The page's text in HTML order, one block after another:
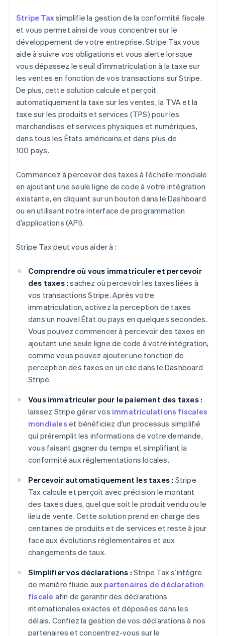
Stripe Taxsimplifie la gestion de la conformité fiscale
et vous permet ainsi de vous concentrer sur le
développement de votre entreprise. Stripe Tax vous
aide à suivre vos obligations et vous alerte lorsque
vous dépassez le seuil d’immatriculation à la taxe sur
les ventes en fonction de vos transactions sur Stripe.
De plus, cette solution calcule et perçoit
automatiquement la taxe sur les ventes, la TVA et la
taxe sur les produits et services (TPS) pour les
marchandises et services physiques et numériques,
dans tous les États américains et dans plus de
100 pays.
Commencez à percevoir des taxes à l’échelle mondiale
en ajoutant une seule ligne de code à votre intégration
existante, en cliquant sur un bouton dans le Dashboard
ou en utilisant notre interface de programmation
d’applications (API).
Stripe Tax peut vous aider à :
Comprendre où vous immatriculer et percevoir
des taxes : sachez où percevoir les taxes liées à
vos transactions Stripe. Après votre
immatriculation, activez la perception de taxes
dans un nouvel État ou pays en quelques secondes.
Vous pouvez commencer à percevoir des taxes en
ajoutant une seule ligne de code à votre intégration,
comme vous pouvez ajouter une fonction de
perception des taxes en un clic dans le Dashboard
Stripe.
Vous immatriculer pour le paiement des taxes :
laissez Stripe gérer vos immatriculations fiscales
mondiales et bénéficiez d’un processus simplifié
qui préremplit les informations de votre demande,
vous faisant gagner du temps et simplifiant la
conformité aux réglementations locales.
Percevoir automatiquement les taxes : Stripe
Tax calcule et perçoit avec précision le montant
des taxes dues, quel que soit le produit vendu ou le
lieu de vente. Cette solution prend en charge des
centaines de produits et de services et reste à jour
face aux évolutions réglementaires et aux
changements de taux.
Simplifier vos déclarations : Stripe Tax s’intègre
de manière fluide aux partenaires de déclaration
fiscale afin de garantir des déclarations
internationales exactes et déposées dans les
délais. Confiez la gestion de vos déclarations à nos
partenaires et concentrez-vous sur le